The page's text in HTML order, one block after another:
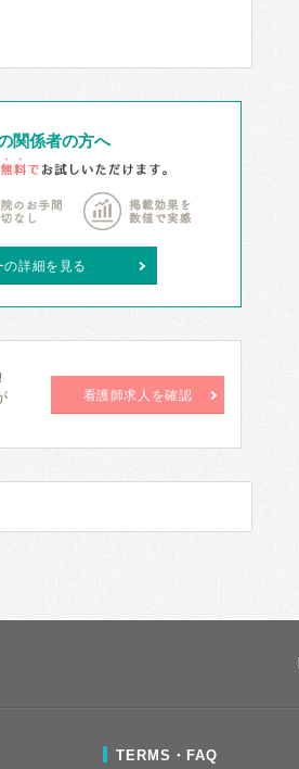
関係者の方へ
詳細を見る
看護師求人を確認
TERMS・FAQ